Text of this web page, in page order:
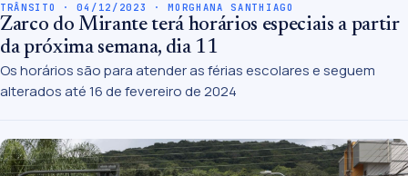
TRÂNSITO · 04/12/2023 · MORGHANA SANTHIAGO
Zarco do Mirante terá horários especiais a partir
da próxima semana, dia 11
Os horários são para atender as férias escolares e seguem
alterados até 16 de fevereiro de 2024